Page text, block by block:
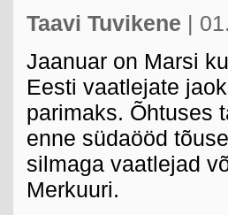
Taavi Tuvikene |
Jaanuar on Marsi
Eesti vaatlejate
parimaks. Õhtuses
enne südaööd
silmaga vaatlejad
Merkuuri.